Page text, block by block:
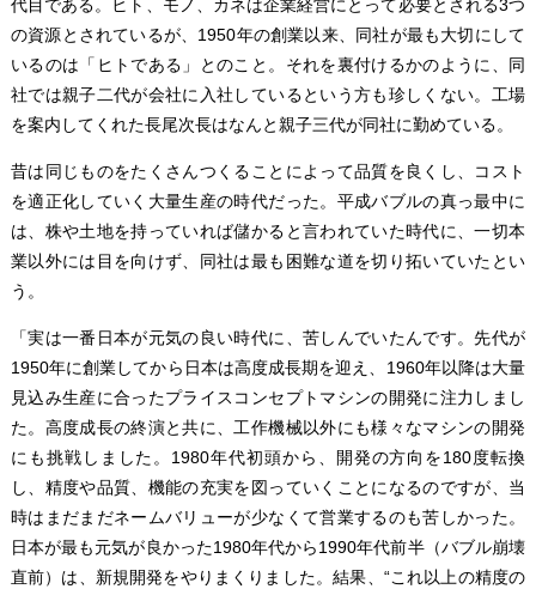
代目である。ヒト、モノ、カネは企業経営にとって必要とされる3つ
の資源とされているが、1950年の創業以来、同社が最も大切にして
いるのは「ヒトである」とのこと。それを裏付けるかのように、同
社では親子二代が会社に入社しているという方も珍しくない。工場
を案内してくれた長尾次長はなんと親子三代が同社に勤めている。
昔は同じものをたくさんつくることによって品質を良くし、コスト
を適正化していく大量生産の時代だった。平成バブルの真っ最中に
は、株や土地を持っていれば儲かると言われていた時代に、一切本
業以外には目を向けず、同社は最も困難な道を切り拓いていたとい
う。
「実は一番日本が元気の良い時代に、苦しんでいたんです。先代が
1950年に創業してから日本は高度成長期を迎え、1960年以降は大量
見込み生産に合ったプライスコンセプトマシンの開発に注力しまし
た。高度成長の終演と共に、工作機械以外にも様々なマシンの開発
にも挑戦しました。1980年代初頭から、開発の方向を180度転換
し、精度や品質、機能の充実を図っていくことになるのですが、当
時はまだまだネームバリューが少なくて営業するのも苦しかった。
日本が最も元気が良かった1980年代から1990年代前半（バブル崩壊
直前）は、新規開発をやりまくりました。結果、“これ以上の精度の